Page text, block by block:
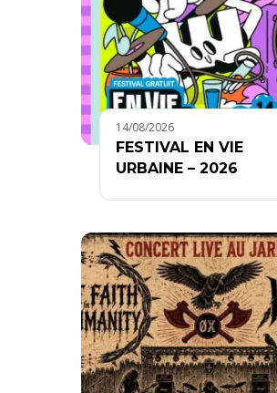
14/08/2026
FESTIVAL EN VIE
URBAINE – 2026